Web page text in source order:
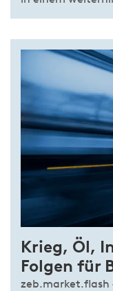
Krieg, Öl,
Folgen für
zeb.market.flash